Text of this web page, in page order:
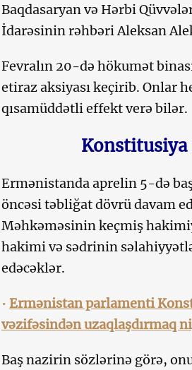
Baqdasaryan və Hərbi
İdarəsinin rəhbəri Aleksan
Fevralın 20-də hökumət
etiraz aksiyası keçirib. Onlar
qısamüddətli effekt verə bilər.
Konstitusiya
Ermənistanda aprelin 5-də
öncəsi təbliğat dövrü davam
Məhkəməsinin keçmiş
hakimi və sədrinin
edəcəklər.
• Ermənistan parlamenti
vəzifəsindən uzaqlaşdırmaq
Baş nazirin sözlərinə görə,